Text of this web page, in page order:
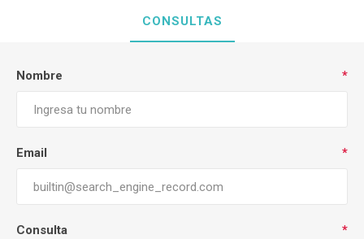
CONSULTAS
Nombre *
Email *
Consulta *